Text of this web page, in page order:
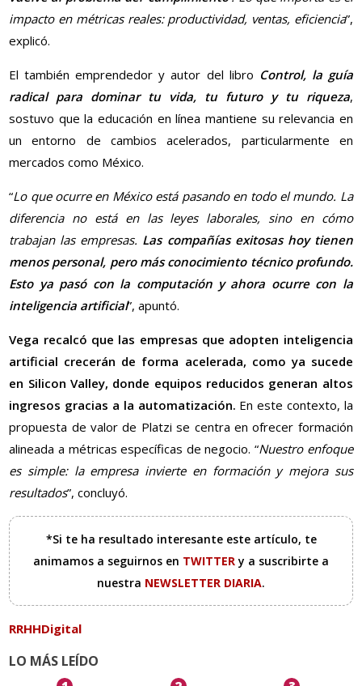
impacto en métricas reales: productividad, ventas, eficiencia”,
explicó.
El también emprendedor y autor del libro Control, la guía
radical para dominar tu vida, tu futuro y tu riqueza,
sostuvo que la educación en línea mantiene su relevancia en
un entorno de cambios acelerados, particularmente en
mercados como México.
“Lo que ocurre en México está pasando en todo el mundo. La
diferencia no está en las leyes laborales, sino en cómo
trabajan las empresas. Las compañías exitosas hoy tienen
menos personal, pero más conocimiento técnico profundo.
Esto ya pasó con la computación y ahora ocurre con la
inteligencia artificial”, apuntó.
Vega recalcó que las empresas que adopten inteligencia
artificial crecerán de forma acelerada, como ya sucede
en Silicon Valley, donde equipos reducidos generan altos
ingresos gracias a la automatización. En este contexto, la
propuesta de valor de Platzi se centra en ofrecer formación
alineada a métricas específicas de negocio. “Nuestro enfoque
es simple: la empresa invierte en formación y mejora sus
resultados”, concluyó.
*Si te ha resultado interesante este artículo, te
animamos a seguirnos en TWITTERy a suscribirte a
nuestra NEWSLETTER DIARIA.
RRHHDigital
LO MÁS LEÍDO